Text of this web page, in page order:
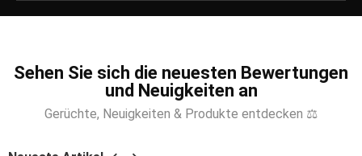
Sehen Sie sich die neuesten Bewertungen
und Neuigkeiten an
Gerüchte, Neuigkeiten & Produkte entdecken ⚖